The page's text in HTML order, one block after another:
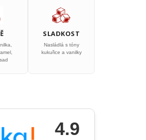
SLADKOST
Nasládlá s tóny
kukuřice a vanilky
4.9